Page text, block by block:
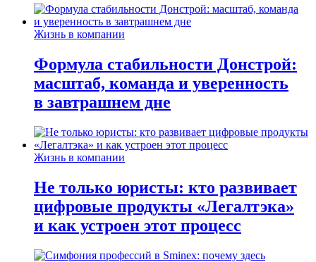
Жизнь в компании
Формула стабильности Донстрой:
масштаб, команда и уверенность
в завтрашнем дне
Жизнь в компании
Не только юристы: кто развивает
цифровые продукты «Легалтэка»
и как устроен этот процесс